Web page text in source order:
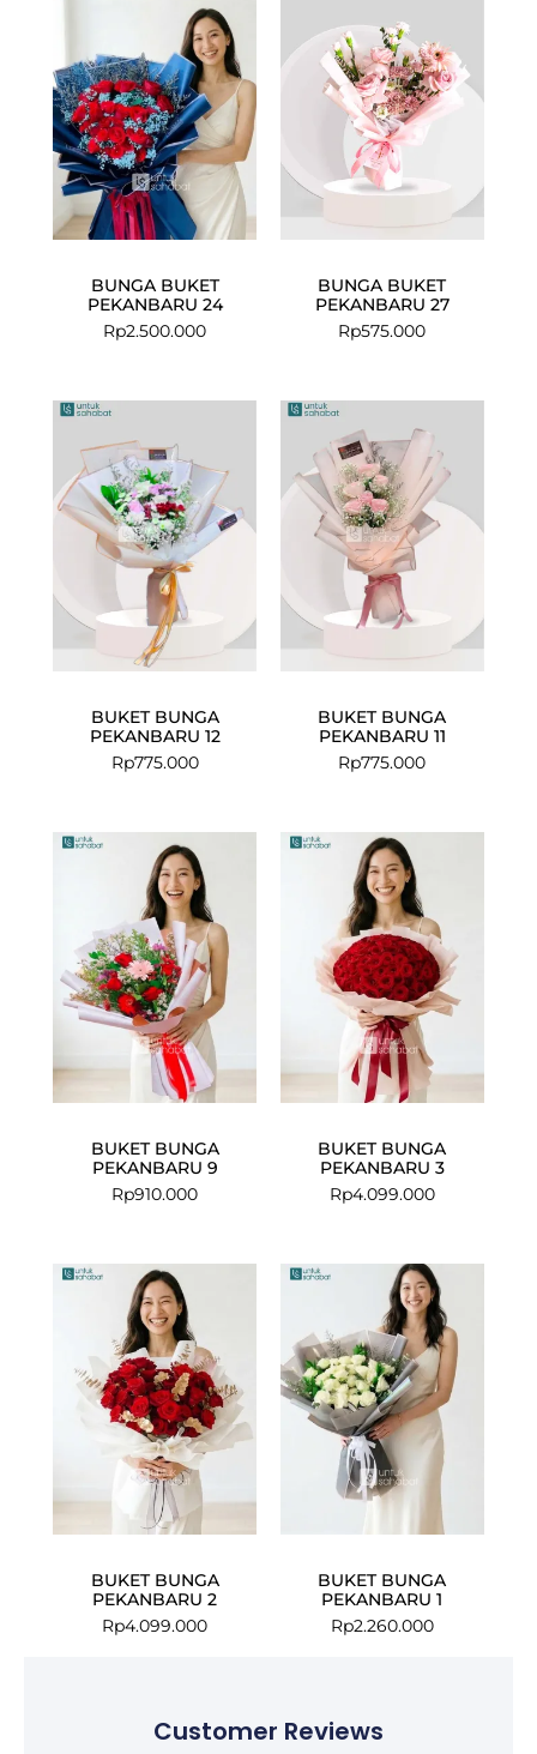
BUNGA BUKET
PEKANBARU 24
Rp2.500.000
BUNGA BUKET
PEKANBARU 27
Rp575.000
BUKET BUNGA
PEKANBARU 12
Rp775.000
BUKET BUNGA
PEKANBARU 11
Rp775.000
BUKET BUNGA
PEKANBARU 9
Rp910.000
BUKET BUNGA
PEKANBARU 3
Rp4.099.000
BUKET BUNGA
PEKANBARU 2
Rp4.099.000
BUKET BUNGA
PEKANBARU 1
Rp2.260.000
Customer Reviews